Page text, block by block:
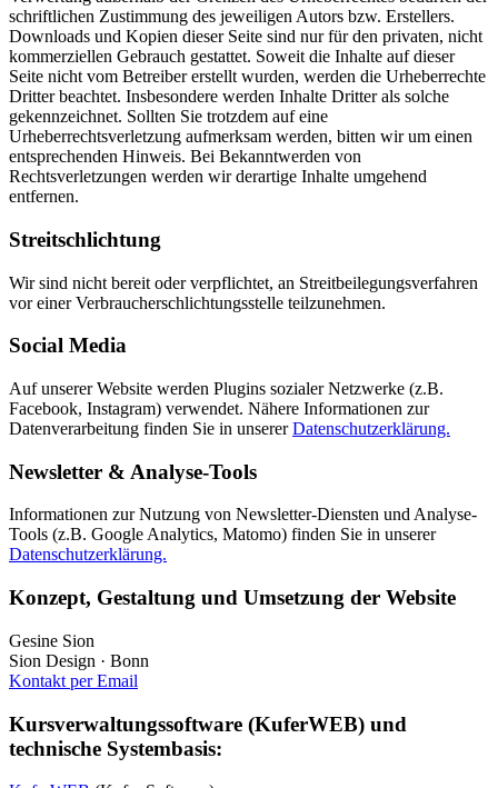
schriftlichen Zustimmung des jeweiligen Autors bzw. Erstellers.
Downloads und Kopien dieser Seite sind nur für den privaten, nicht
kommerziellen Gebrauch gestattet. Soweit die Inhalte auf dieser
Seite nicht vom Betreiber erstellt wurden, werden die Urheberrechte
Dritter beachtet. Insbesondere werden Inhalte Dritter als solche
gekennzeichnet. Sollten Sie trotzdem auf eine
Urheberrechtsverletzung aufmerksam werden, bitten wir um einen
entsprechenden Hinweis. Bei Bekanntwerden von
Rechtsverletzungen werden wir derartige Inhalte umgehend
entfernen.
Streitschlichtung
Wir sind nicht bereit oder verpflichtet, an Streitbeilegungsverfahren
vor einer Verbraucherschlichtungsstelle teilzunehmen.
Social Media
Auf unserer Website werden Plugins sozialer Netzwerke (z.B.
Facebook, Instagram) verwendet. Nähere Informationen zur
Datenverarbeitung finden Sie in unsererDatenschutzerklärung.
Newsletter & Analyse-Tools
Informationen zur Nutzung von Newsletter-Diensten und Analyse-
Tools (z.B. Google Analytics, Matomo) finden Sie in unserer
Datenschutzerklärung.
Konzept, Gestaltung und Umsetzung der Website
Gesine Sion
Sion Design · Bonn
Kontakt per Email
Kursverwaltungssoftware (KuferWEB) und
technische Systembasis: